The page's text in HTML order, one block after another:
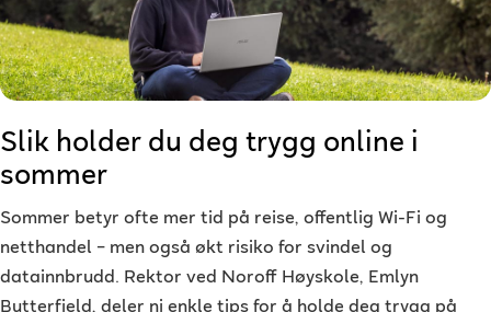
Slik holder du deg trygg online i
sommer
Sommer betyr ofte mer tid på reise, offentlig Wi-Fi og
netthandel – men også økt risiko for svindel og
datainnbrudd. Rektor ved Noroff Høyskole, Emlyn